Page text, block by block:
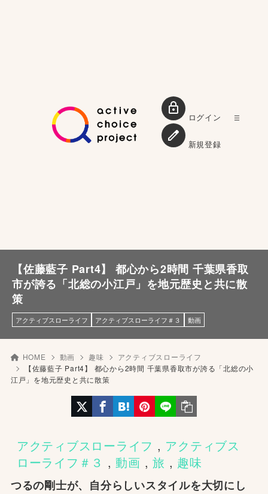
ログイン
新規登録
【佐藤藍子 Part4】 都心から2時間 千葉県香取
市が誇る「北総の小江戸」を地元歴史と共に散
策
アクティブスローライフ アクティブスローライフ＃３ 動画
HOME 動画 趣味
アクティブスローライフ
【佐藤藍子 Part4】 都心から2時間 千葉県香取市が誇る「北総の小
江戸」を地元歴史と共に散策
アクティブスローライフ , アクティブス
ローライフ＃３ , 動画 , 旅 , 趣味
つるの剛士が、自分らしいスタイルを大切にし